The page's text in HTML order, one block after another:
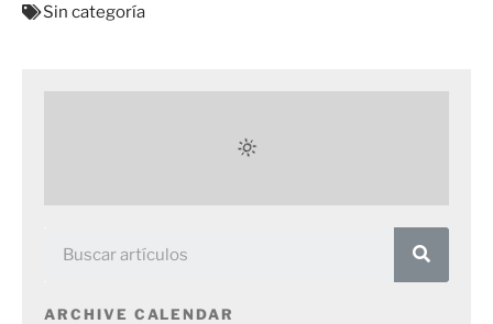
Sin categoría
ARCHIVE CALENDAR